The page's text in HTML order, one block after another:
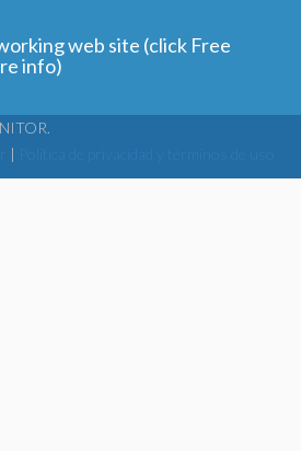
web site (click Free
info)
|